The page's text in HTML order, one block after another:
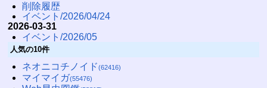
削除履歴
イベント/2026/04/24
2026-03-31
イベント/2026/05
人気の10件
ネオニコチノイド(62416)
マイマイガ(55476)